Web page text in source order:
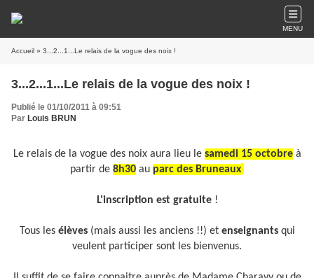
MENU
Accueil » 3...2...1...Le relais de la vogue des noix !
3...2...1...Le relais de la vogue des noix !
Publié le 01/10/2011 à 09:51
Par Louis BRUN
Le relais de la vogue des noix aura lieu le samedi 15 octobreà
partir de 8h30 au parc des Bruneaux
L'inscription est gratuite!
Tous les élèves(mais aussi les anciens !!) et enseignantsqui
veulent participer sont les bienvenus.